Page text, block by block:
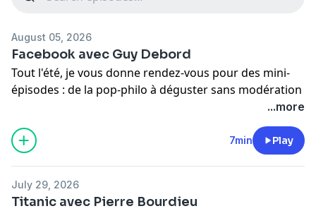
August 05, 2026
Facebook avec Guy Debord
Tout l'été, je vous donne rendez-vous pour des mini-
épisodes : de la pop-philo à déguster sans modération
Le Phil d'Actu, c'est
le podcast engagé qui met la
philosophie au cœur de l'actualité
ne survit quegrâce à vos dons
...more
7min Play
July 29, 2026
Titanic avec Pierre Bourdieu